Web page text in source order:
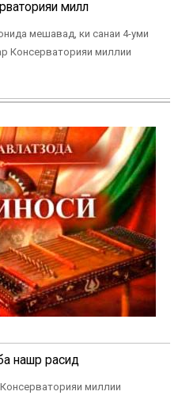
миллӣ
мешавад, ки санаи 4-уми
Консерваторияи миллии
нашр расид
миллии